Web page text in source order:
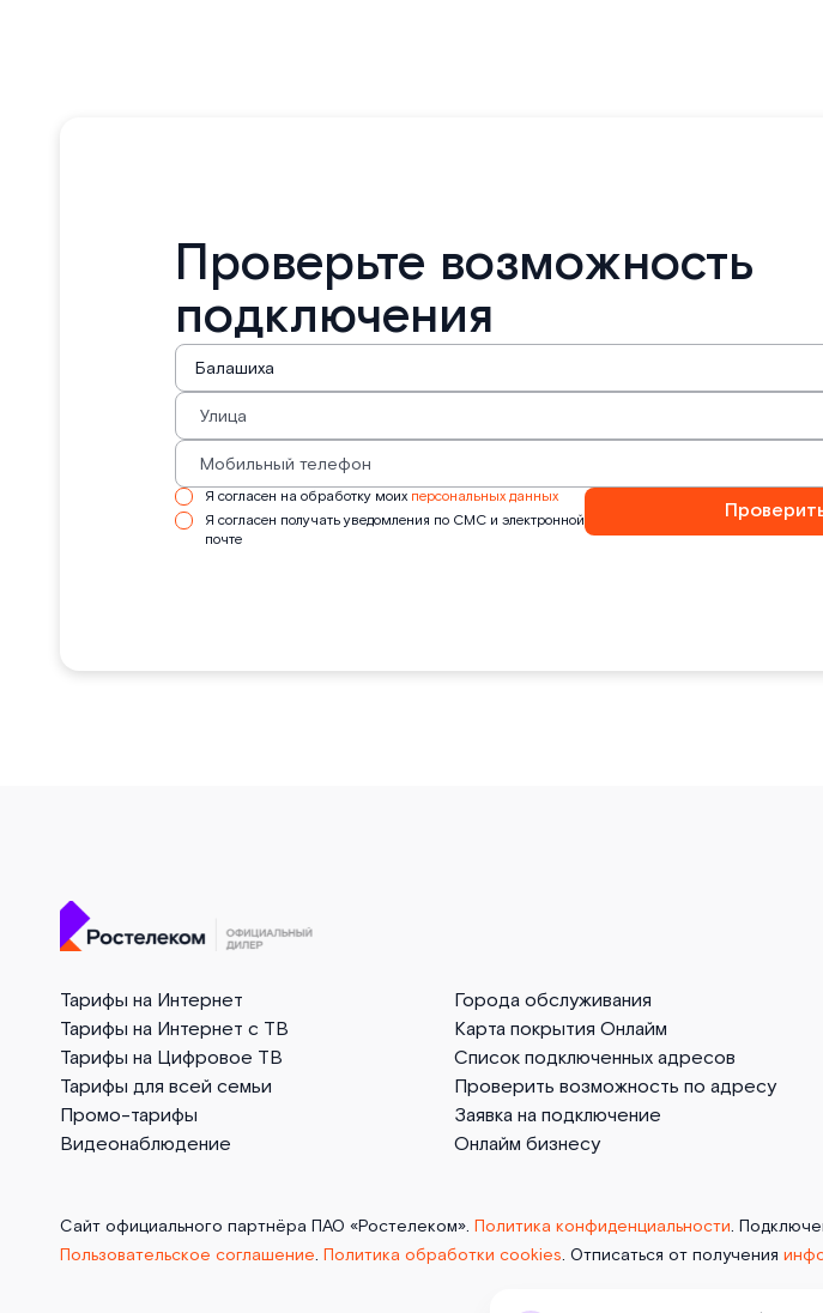
Проверьте возможность
подключения
Я согласен на обработку моих персональных данных
Я согласен получать уведомления по СМС и электронной
почте
Тарифы на Интернет
Тарифы на Интернет с ТВ
Тарифы на Цифровое ТВ
Тарифы для всей семьи
Промо-тарифы
Видеонаблюдение
Города обслуживания
Карта покрытия Онлайм
Список подключенных адресов
Проверить возможность по адресу
Заявка на подключение
Онлайм бизнесу
Сайт официального партнёра ПАО «Ростелеком». Политика конфиденциальности.
Пользовательское соглашение. Политика обработки cookies. Отписаться от получения